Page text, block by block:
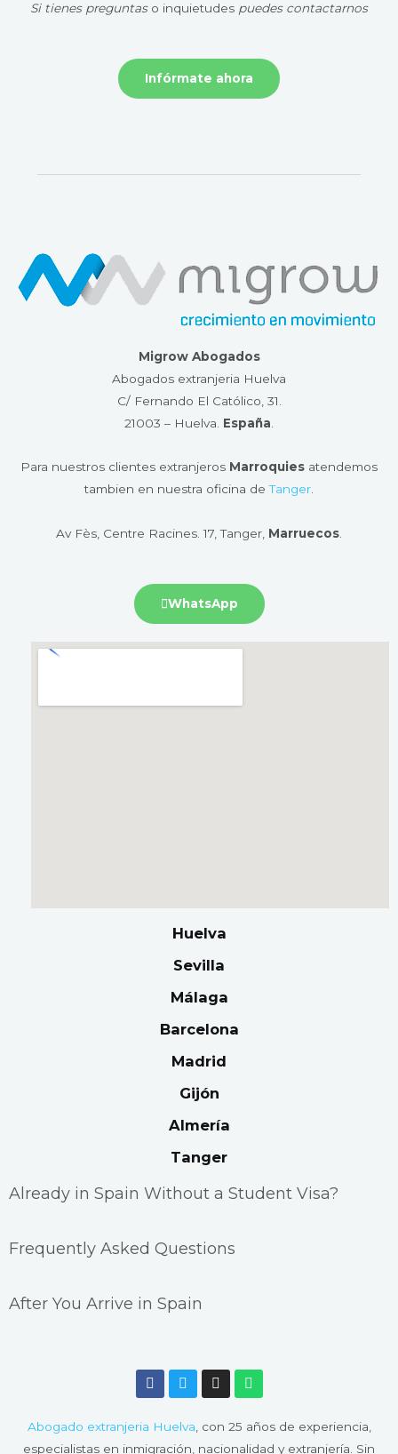
Si tienes preguntaso inquietudes puedes contactarnos
Infórmate ahora
Migrow Abogados
Abogados extranjeria Huelva
C/ Fernando El Católico, 31.
21003 – Huelva​. España.
Para nuestros clientes extranjeros Marroquies atendemos
tambien en nuestra oficina deTanger.
Av Fès, Centre Racines. 17, Tanger, Marruecos.
WhatsApp
Huelva
Sevilla
Málaga
Barcelona
Madrid
Gijón
Almería
Tanger
Already in Spain Without a Student Visa?
Frequently Asked Questions
After You Arrive in Spain
F
a
c
b
o
T
w
i
t
e
I
n
s
a
g
W
h
a
s
a
Abogado extranjeria Huelva , con 25 años de experiencia,
especialistas en inmigración, nacionalidad y extranjería. Sin